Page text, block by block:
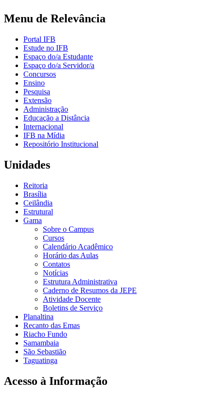
Menu de Relevância
Portal IFB
Estude no IFB
Espaço do/a Estudante
Espaço do/a Servidor/a
Concursos
Ensino
Pesquisa
Extensão
Administração
Educação a Distância
Internacional
IFB na Mídia
Repositório Institucional
Unidades
Reitoria
Brasília
Ceilândia
Estrutural
Gama
Sobre o Campus
Cursos
Calendário Acadêmico
Horário das Aulas
Contatos
Notícias
Estrutura Administrativa
Caderno de Resumos da JEPE
Atividade Docente
Boletins de Serviço
Planaltina
Recanto das Emas
Riacho Fundo
Samambaia
São Sebastião
Taguatinga
Acesso à Informação